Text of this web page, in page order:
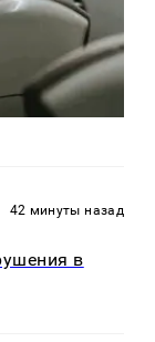
42 минуты назад
в